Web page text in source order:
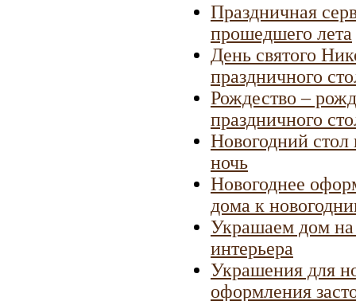
Праздничная
прошедшего лета
День святого
праздничного
Рождество –
праздничного
Новогодний
ночь
Новогоднее
дома к
Украшаем дом на
интерьера
Украшения для
оформления